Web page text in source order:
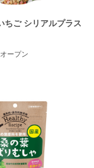
ちご シリアルプラス
オープン